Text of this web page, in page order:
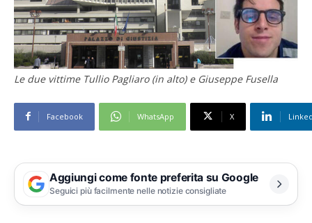
Le due vittime Tullio Pagliaro (in alto) e Giuseppe Fusella
Facebook WhatsApp X
Aggiungi come fonte preferita su Google
Seguici più facilmente nelle notizie consigliate